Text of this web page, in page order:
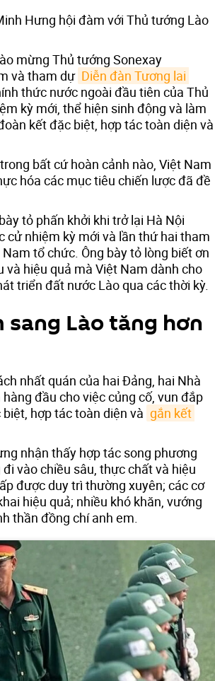
Hưng hội đàm với Thủ tướng Lào
mừng Thủ tướng Sonexay
và tham dự Diễn đàn Tương lai
thức nước ngoài đầu tiên của Thủ
kỳ mới, thể hiện sinh động và làm
kết đặc biệt, hợp tác toàn diện và
bất cứ hoàn cảnh nào, Việt Nam
hóa các mục tiêu chiến lược đã đề
tỏ phấn khởi khi trở lại Hà Nội
cử nhiệm kỳ mới và lần thứ hai tham
tổ chức. Ông bày tỏ lòng biết ơn
và hiệu quả mà Việt Nam dành cho
triển đất nước Lào qua các thời kỳ.
Lào tăng hơn
nhất quán của hai Đảng, hai Nhà
đầu cho việc củng cố, vun đắp
hợp tác toàn diện và gắn kết
nhận thấy hợp tác song phương
vào chiều sâu, thực chất và hiệu
được duy trì thường xuyên; các cơ
hiệu quả; nhiều khó khăn, vướng
thần đồng chí anh em.